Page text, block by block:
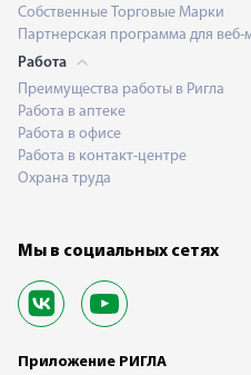
Собственные Торговые Марки
Партнерская программа для веб-
Работа
Преимущества работы в Ригла
Работа в аптеке
Работа в офисе
Работа в контакт-центре
Охрана труда
Мы в социальных сетях
Приложение РИГЛА